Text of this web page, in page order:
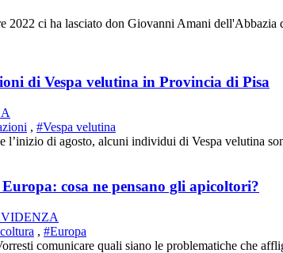
2022 ci ha lasciato don Giovanni Amani
di Vespa velutina in Provincia di Pisa
, #Vespa velutina
l’inizio di agosto, alcuni individui di Vespa velutina
cosa ne pensano gli apicoltori?
, #Europa
comunicare quali siano le problematiche che